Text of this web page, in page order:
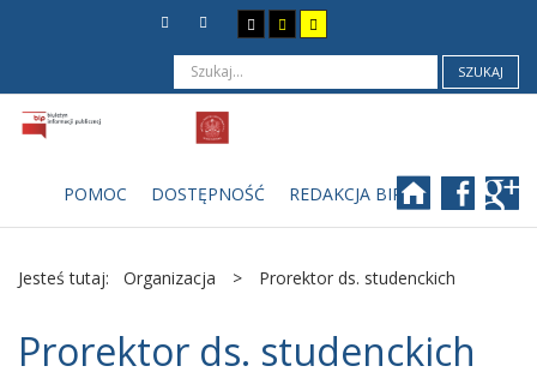
SZUKAJ
POMOC DOSTĘPNOŚĆ REDAKCJA BIP
Jesteś tutaj: Organizacja > Prorektor ds. studenckich
Prorektor ds. studenckich